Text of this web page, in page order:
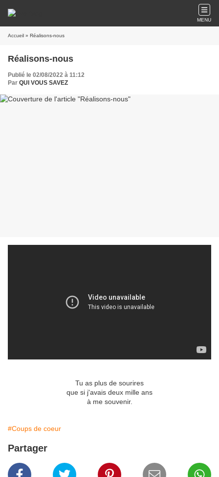
MENU
Accueil » Réalisons-nous
Réalisons-nous
Publié le 02/08/2022 à 11:12
Par QUI VOUS SAVEZ
Tu as plus de sourires
que si j'avais deux mille ans
à me souvenir.
#Coups de coeur
Partager